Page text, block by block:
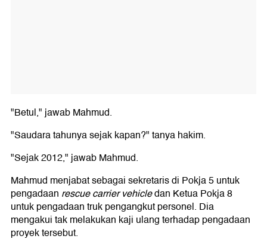
"Betul," jawab Mahmud.
"Saudara tahunya sejak kapan?" tanya hakim.
"Sejak 2012," jawab Mahmud.
Mahmud menjabat sebagai sekretaris di Pokja 5 untuk
pengadaan rescue carrier vehicledan Ketua Pokja 8
untuk pengadaan truk pengangkut personel. Dia
mengakui tak melakukan kaji ulang terhadap pengadaan
proyek tersebut.